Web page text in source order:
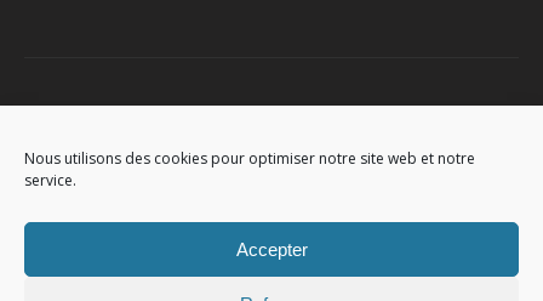
Nous utilisons des cookies pour optimiser notre site web et notre
service.
Accepter